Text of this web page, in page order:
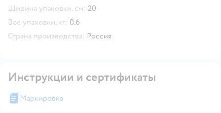
Ширина упаковки, см: 20
Вес упаковки, кг: 0.6
Страна производства: Россия
Инструкции и сертификаты
Маркировка